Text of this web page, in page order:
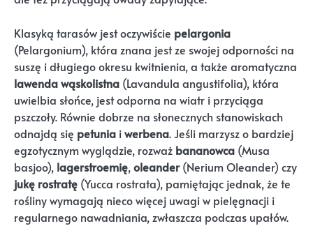
Klasyką tarasów jest oczywiście pelargonia
(Pelargonium), która znana jest ze swojej odporności na
suszę i długiego okresu kwitnienia, a także aromatyczna
lawenda wąskolistna (Lavandula angustifolia), która
uwielbia słońce, jest odporna na wiatr i przyciąga
pszczoły. Równie dobrze na słonecznych stanowiskach
odnajdą się petunia iwerbena. Jeśli marzysz o bardziej
egzotycznym wyglądzie, rozważ bananowca (Musa
basjoo), lagerstroemię, oleander(Nerium Oleander) czy
jukę rostratę (Yucca rostrata), pamiętając jednak, że te
rośliny wymagają nieco więcej uwagi w pielęgnacji i
regularnego nawadniania, zwłaszcza podczas upałów.